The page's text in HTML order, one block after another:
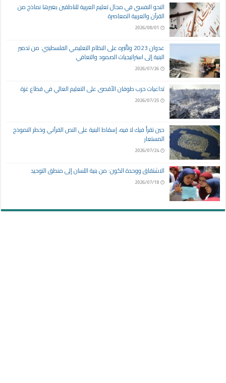
النحو النفسي في مجال تعليم العربية للناطقين بغيرها نماذج من
القرآن والعربية المعاصرة
2026/08/01
عدوان 2023 وتأثيره على النظام التعليمي الفلسطيني: من تدمير
البنية إلى استراتيجيات الصمود والتعافي
2026/07/26
تداعيات حرب طوفان الأقصى على التعليم العالي في قطاع غزة
2026/07/25
حين تقرأ فيك لا فيه، إسقاط البنية على النص القرآني وخطر النموذج
المستعار
2026/07/24
الاشتقاق ووحدة الكون: من بنية اللسان إلى منطق التوحيد
2026/07/18